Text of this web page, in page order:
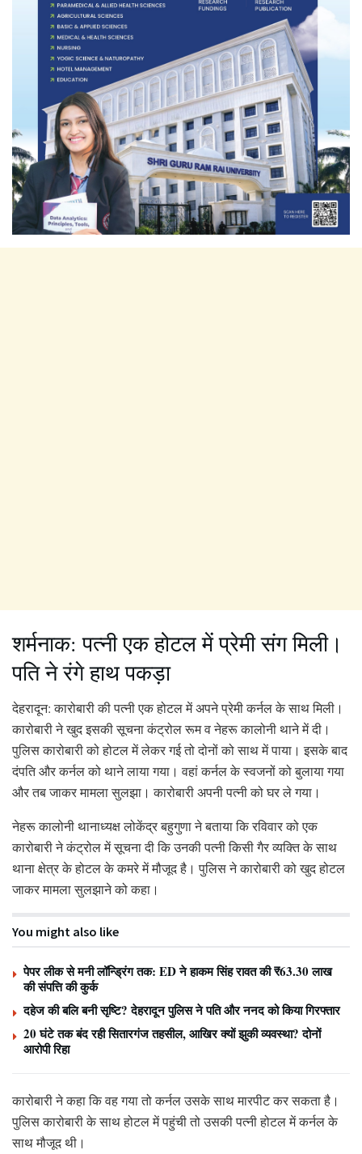
शर्मनाक: पत्नी एक होटल में प्रेमी संग मिली।
पति ने रंगे हाथ पकड़ा
देहरादून: कारोबारी की पत्नी एक होटल में अपने प्रेमी कर्नल के साथ मिली।
कारोबारी ने खुद इसकी सूचना कंट्रोल रूम व नेहरू कालोनी थाने में दी।
पुलिस कारोबारी को होटल में लेकर गई तो दोनों को साथ में पाया। इसके बाद
दंपति और कर्नल को थाने लाया गया। वहां कर्नल के स्वजनों को बुलाया गया
और तब जाकर मामला सुलझा। कारोबारी अपनी पत्नी को घर ले गया।
नेहरू कालोनी थानाध्यक्ष लोकेंद्र बहुगुणा ने बताया कि रविवार को एक
कारोबारी ने कंट्रोल में सूचना दी कि उनकी पत्नी किसी गैर व्यक्ति के साथ
थाना क्षेत्र के होटल के कमरे में मौजूद है। पुलिस ने कारोबारी को खुद होटल
जाकर मामला सुलझाने को कहा।
You might also like
पेपर लीक से मनी लॉन्ड्रिंग तक: ED ने हाकम सिंह रावत की ₹63.30 लाख
की संपत्ति की कुर्क
दहेज की बलि बनी सृष्टि? देहरादून पुलिस ने पति और ननद को किया गिरफ्तार
20 घंटे तक बंद रही सितारगंज तहसील, आखिर क्यों झुकी व्यवस्था? दोनों
आरोपी रिहा
कारोबारी ने कहा कि वह गया तो कर्नल उसके साथ मारपीट कर सकता है।
पुलिस कारोबारी के साथ होटल में पहुंची तो उसकी पत्नी होटल में कर्नल के
साथ मौजूद थी।